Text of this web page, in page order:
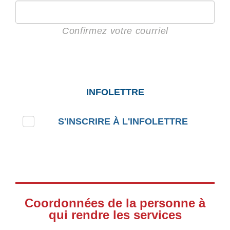
Confirmez votre courriel
INFOLETTRE
S'INSCRIRE À L'INFOLETTRE
Coordonnées de la personne à
qui rendre les services